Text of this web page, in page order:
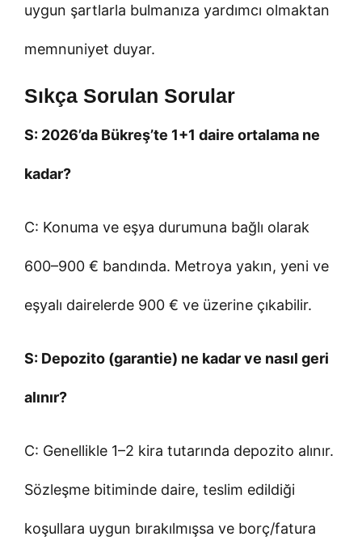
uygun şartlarla bulmanıza yardımcı olmaktan
memnuniyet duyar.
Sıkça Sorulan Sorular
S: 2026’da Bükreş’te 1+1 daire ortalama ne
kadar?
C: Konuma ve eşya durumuna bağlı olarak
600–900 € bandında. Metroya yakın, yeni ve
eşyalı dairelerde 900 € ve üzerine çıkabilir.
S: Depozito (garantie) ne kadar ve nasıl geri
alınır?
C: Genellikle 1–2 kira tutarında depozito alınır.
Sözleşme bitiminde daire, teslim edildiği
koşullara uygun bırakılmışsa ve borç/fatura